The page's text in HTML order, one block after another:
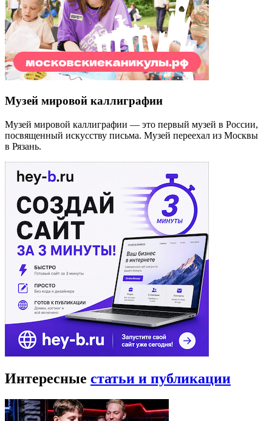
Музей мировой каллиграфии
Музей мировой каллиграфии — это первый музей в России,
посвященный искусству письма. Музей переехал из Москвы
в Рязань.
Интересные статьи и публикации